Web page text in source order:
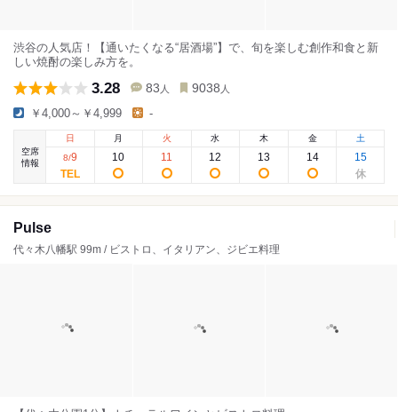
渋谷の人気店！【通いたくなる“居酒場”】で、旬を楽しむ創作和食と新
しい焼酎の楽しみ方を。
3.28 83 人 9038 人
￥4,000～￥4,999 -
空席
情報
日
8/9
月
10
火
11
水
12
木
13
金
14
土
15
Pulse
代々木八幡駅 99m / ビストロ、イタリアン、ジビエ料理